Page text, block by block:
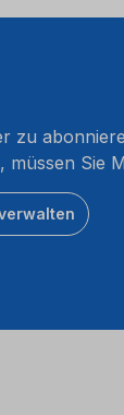
zu
Sie